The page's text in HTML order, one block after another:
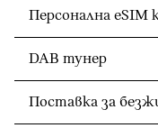
Персонална eSIM
DAB тунер
Поставка за